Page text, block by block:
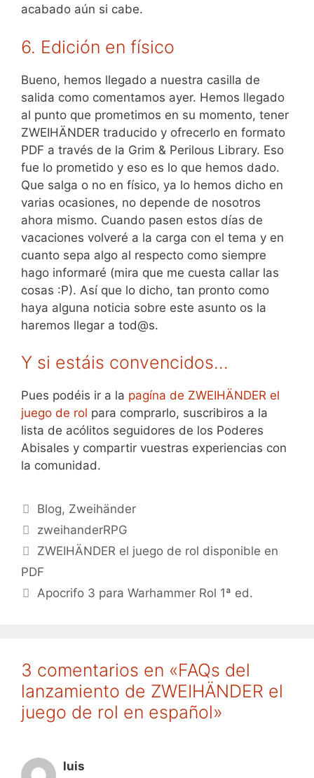
acabado aún si cabe.
6. Edición en físico
Bueno, hemos llegado a nuestra casilla de
salida como comentamos ayer. Hemos llegado
al punto que prometimos en su momento, tener
ZWEIHÄNDER traducido y ofrecerlo en formato
PDF a través de la Grim & Perilous Library. Eso
fue lo prometido y eso es lo que hemos dado.
Que salga o no en físico, ya lo hemos dicho en
varias ocasiones, no depende de nosotros
ahora mismo. Cuando pasen estos días de
vacaciones volveré a la carga con el tema y en
cuanto sepa algo al respecto como siempre
hago informaré (mira que me cuesta callar las
cosas :P). Así que lo dicho, tan pronto como
haya alguna noticia sobre este asunto os la
haremos llegar a tod@s.
Y si estáis convencidos…
Pues podéis ir a la pagína de ZWEIHÄNDER el
juego de rol para comprarlo, suscribiros a la
lista de acólitos seguidores de los Poderes
Abisales y compartir vuestras experiencias con
la comunidad.
Categorías
Blog, Zweihänder
Etiquetas
zweihanderRPG
ZWEIHÄNDER el juego de rol disponible en
PDF
Apocrifo 3 para Warhammer Rol 1ª ed.
3 comentarios en «FAQs del
lanzamiento de ZWEIHÄNDER el
juego de rol en español»
luis